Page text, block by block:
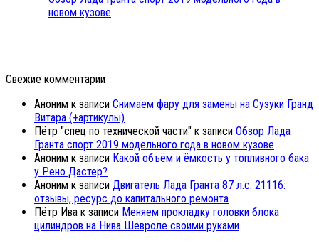
новом кузове
Свежие комментарии
Аноним к записи Снимаем фару для замены на Сузуки Гранд
Витара (+артикулы)
Пётр "спец по технической части" к записи Обзор Лада
Гранта спорт 2019 модельного года в новом кузове
Аноним к записи Какой объём и ёмкость у топливного бака
у Рено Дастер?
Аноним к записи Двигатель Лада Гранта 87 л.с. 21116:
отзывы, ресурс до капитального ремонта
Пётр Ива к записи Меняем прокладку головки блока
цилиндров на Нива Шевроле своими руками